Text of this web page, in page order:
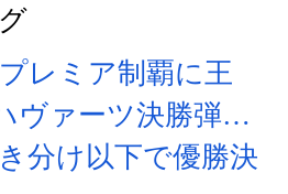
レミア制覇に王
ヴァーツ決勝弾…
分け以下で優勝決